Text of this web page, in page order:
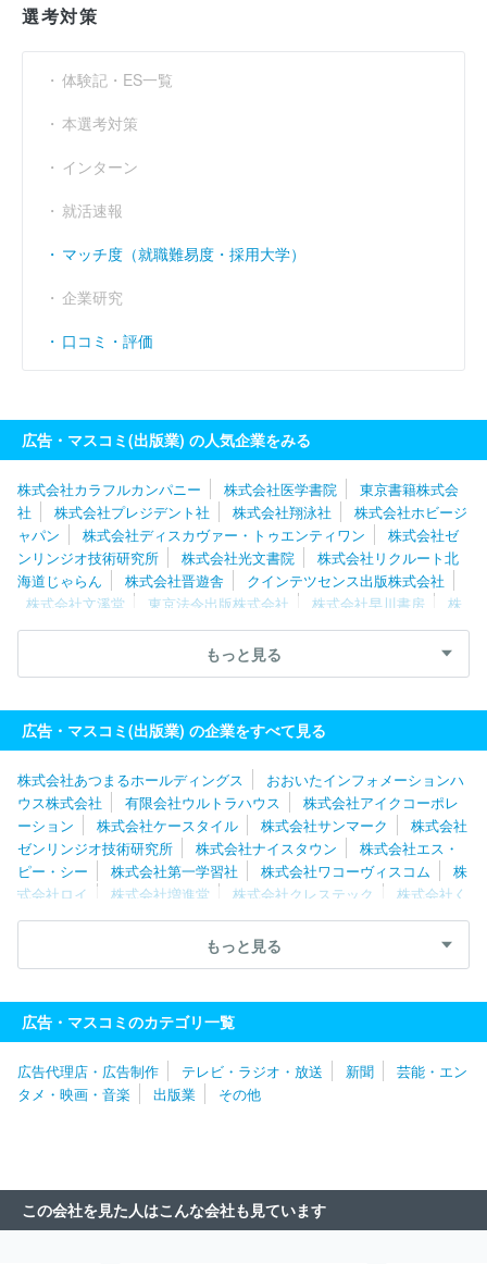
売上伸び率
営業利益率 （％）
経常利益率 （％）
選考対策
体験記・ES一覧
本選考対策
インターン
就活速報
マッチ度（就職難易度・採用大学）
企業研究
口コミ・評価
広告・マスコミ(出版業) の人気企業をみる
株式会社カラフルカンパニー 株式会社医学書院
東京書籍株式会
社
株式会社プレジデント社 株式会社翔泳社
株式会社ホビージ
ャパン
株式会社ディスカヴァー・トゥエンティワン
株式会社ゼ
ンリンジオ技術研究所
株式会社光文書院
株式会社リクルート北
海道じゃらん
株式会社晋遊舎
クインテツセンス出版株式会社
株式会社文溪堂
東京法令出版株式会社 株式会社早川書房
株
式会社増進堂
株式会社エス・ピー・シー
ＭＢＫ Ｗｅｌｌｎｅ
有限会社ウルトラハウス
株式会社アイクコーポレ
ーション
日本入試センター
株式会社くもん出版 株式会社扶桑社
株式会
社ぎょうせい
株式会社宣伝会議
もっと見る
広告・マスコミ(出版業) の企業をすべて見る
株式会社あつまるホールディングス
おおいたインフォメーションハ
ウス株式会社
有限会社ウルトラハウス
株式会社アイクコーポレ
ーション
株式会社ケースタイル 株式会社サンマーク
株式会社
ゼンリンジオ技術研究所
株式会社ナイスタウン
株式会社エス・
ピー・シー
株式会社第一学習社 株式会社ワコーヴィスコム
株
式会社ロイ
株式会社増進堂 株式会社クレステック
株式会社く
もん出版
数研出版株式会社 株式会社カラフルカンパニー
東京
株式会社ジェイオフィス
株式会社くふうしず
おか
テックス
株式会社リクルート北海道じゃらん
クインテツセンス
出版株式会社
株式会社技術評論社
社
株式会社文芸社 明治図書出版株式会社
株式会社ＳＨＩ
株式会社講談社
株式会社日本入試センター
ャパン
株式会社緑書房 株式会社プレジデント社
株式会社サイ
ファ
ＴＡＣ株式会社 株式会社タウンニュース社
堂書店
株式会社コロナ社 共立出版株式会社
株式会社マガジン
もっと見る
広告・マスコミのカテゴリ一覧
広告代理店・広告制作 テレビ・ラジオ・放送 新聞
芸能・エン
タメ・映画・音楽
出版業 その他
この会社を見た人はこんな会社も見ています